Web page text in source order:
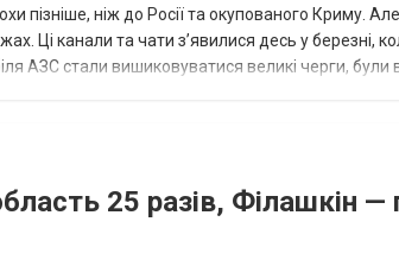
пізніше, ніж до Росії та окупованого Криму.
Ці канали та чати з’явилися десь у березні,
АЗС стали вишиковуватися великі черги, були
25 разів, Філашкін —